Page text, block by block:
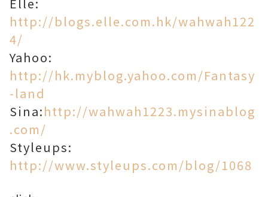
http://blogs.elle.com.hk/wahwah122
4/
Yahoo:
http://hk.myblog.yahoo.com/Fantasy
-land
Sina:http://wahwah1223.mysinablog
.com/
Styleups:
http://www.styleups.com/blog/1068